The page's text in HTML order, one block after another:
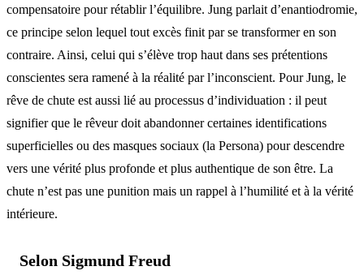
compensatoire pour rétablir l’équilibre. Jung parlait d’enantiodromie,
ce principe selon lequel tout excès finit par se transformer en son
contraire. Ainsi, celui qui s’élève trop haut dans ses prétentions
conscientes sera ramené à la réalité par l’inconscient. Pour Jung, le
rêve de chute est aussi lié au processus d’individuation : il peut
signifier que le rêveur doit abandonner certaines identifications
superficielles ou des masques sociaux (la Persona) pour descendre
vers une vérité plus profonde et plus authentique de son être. La
chute n’est pas une punition mais un rappel à l’humilité et à la vérité
intérieure.
Selon Sigmund Freud